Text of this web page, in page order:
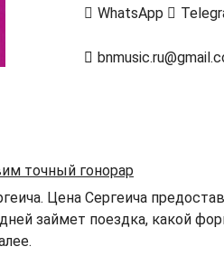
WhatsApp
точный гонорар
Цена Сергеича
займет поездка, какой